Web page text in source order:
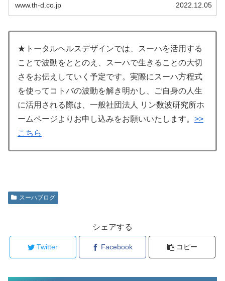
www.th-d.co.jp 2022.12.05
★トータルヘルスデザインでは、スーハを活用する
ことで波動をととのえ、スーハで生きることの大切
さをお伝えしていく予定です。実際にスーハ方程式
を使ってコトバの波動を解き明かし、ご自身の人生
に活用される際は、一般社団法人 リン数波研究所ホ
ームページよりお申し込みをお願いいたします。 >>
こちら
スーハブログ
シェアする
Twitter Facebook コピー